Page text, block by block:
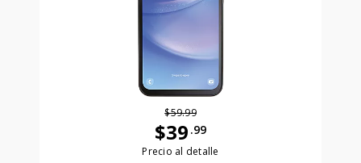
$59.99
$39 .99
Antes el precio era 59 dollars and
Precio al detalle